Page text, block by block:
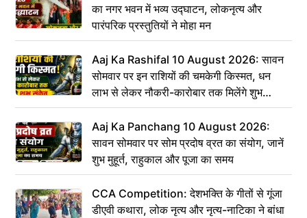
का नगर भवन में भव्य उद्घाटन, लोकनृत्य और
पारंपरिक प्रस्तुतियों ने मोहा मन
Aaj Ka Rashifal 10 August 2026: सावन
सोमवार पर इन राशियों की चमकेगी किस्मत, धन
लाभ से लेकर नौकरी-कारोबार तक मिलेंगे शुभ
संकेत
Aaj Ka Panchang 10 August 2026:
सावन सोमवार पर सोम प्रदोष व्रत का संयोग, जानें
शुभ मुहूर्त, राहुकाल और पूजा का समय
CCA Competition: देशभक्ति के गीतों से गूंजा
डीएवी कथारा, लोक नृत्य और नृत्य-नाटिका ने बांधा